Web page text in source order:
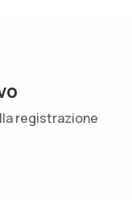
registrazione